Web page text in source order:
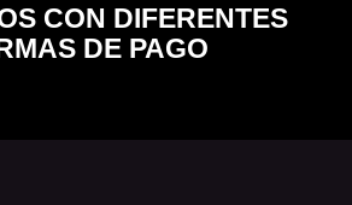
CON DIFERENTES
DE PAGO